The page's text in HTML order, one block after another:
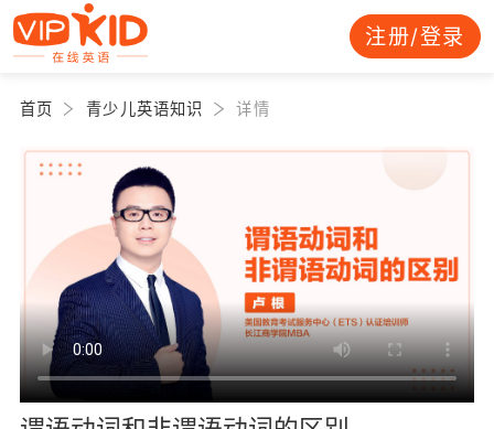
注册/登录
首页 青少儿英语知识 详情